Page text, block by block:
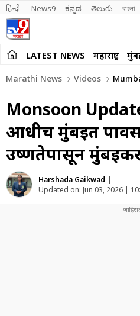
हिन्दी News9 ಕನ್ನಡ తెలుగు বাংলা
LATEST NEWS महाराष्ट्र
Marathi News Videos
Monsoon
आधीच मुंबईत
उष्णतेपासून
Harshada Gaikwad |
Updated on: Jun 03, 2026 |